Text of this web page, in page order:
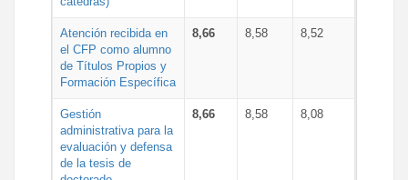
Atención recibida en
el CFP como alumno
de Títulos Propios y
Formación Específica
8,66 8,58 8,52
Gestión
administrativa para la
evaluación y defensa
de la tesis de
8,66 8,58 8,08